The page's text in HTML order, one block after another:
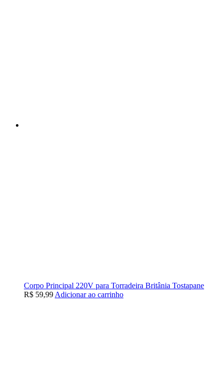
Corpo Principal 220V para Torradeira Britânia Tostapane
R$ 59,99Adicionar ao carrinho